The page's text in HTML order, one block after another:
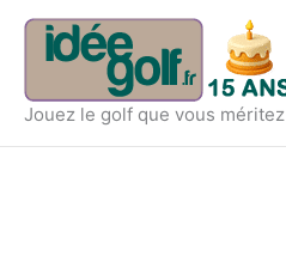
Aller
contenu
Jouez le golf que vous méritez